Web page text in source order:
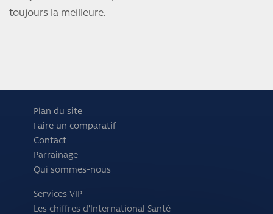
toujours la meilleure.
Plan du site
Faire un comparatif
Contact
Parrainage
Qui sommes-nous
Services VIP
Les chiffres d'International Santé